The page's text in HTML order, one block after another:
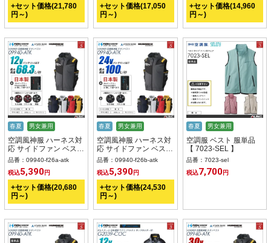
+セット価格(21,780
円～)
+セット価格(17,050
円～)
+セット価格(14,960
円～)
春夏 男女兼用
空調風神服 ハーネス対
応 サイドファン ベスト
日本製 12Vバッテリー
+ ファンset 【09940-
F26A-ATK】
品番：09940-f26a-atk
税込5,390円
+セット価格(20,680
円～)
春夏 男女兼用
空調風神服 ハーネス対
応 サイドファン ベスト
日本製 24Vバッテリー
+ ファンset 【09940-
F26B-ATK】
品番：09940-f26b-atk
税込5,390円
+セット価格(24,530
円～)
春夏 男女兼用
空調服 ベスト 服単品
【 7023-SEL 】
品番：7023-sel
税込7,700円